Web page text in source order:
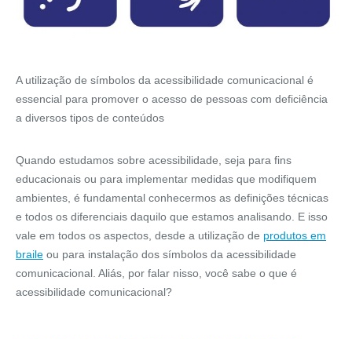
A utilização de símbolos da acessibilidade comunicacional é
essencial para promover o acesso de pessoas com deficiência
a diversos tipos de conteúdos
Quando estudamos sobre acessibilidade, seja para fins
educacionais ou para implementar medidas que modifiquem
ambientes, é fundamental conhecermos as definições técnicas
e todos os diferenciais daquilo que estamos analisando. E isso
vale em todos os aspectos, desde a utilização de produtos em
braile ou para instalação dos símbolos da acessibilidade
comunicacional. Aliás, por falar nisso, você sabe o que é
acessibilidade comunicacional?